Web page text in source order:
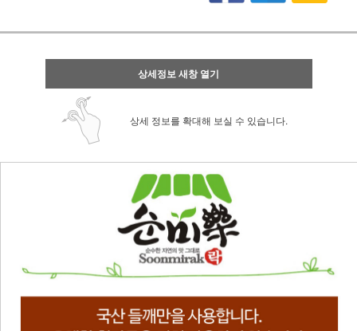
상세정보 새창 열기
상세 정보를 확대해 보실 수 있습니다.